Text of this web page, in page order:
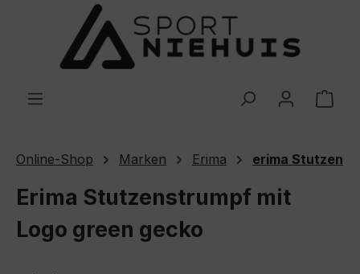
Online-Shop Marken Erima erima Stutzen
Erima Stutzenstrumpf mit
Logo green gecko